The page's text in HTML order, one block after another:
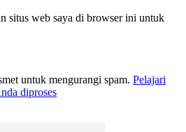
situs web saya di browser ini untuk
untuk mengurangi spam. Pelajari
diproses